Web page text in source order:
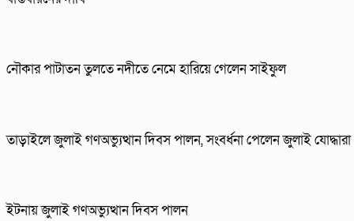
নৌকার পাটাতন তুলতে নদীতে নেমে হারিয়ে গেলেন সাইফুল
তাড়াইলে জুলাই গণঅভ্যুত্থান দিবস পালন, সংবর্ধনা পেলেন জুলাই যোদ্ধারা
ইটনায় জুলাই গণঅভ্যুত্থান দিবস পালন